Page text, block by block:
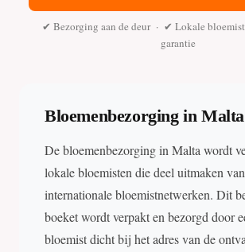
✔ Bezorging aan de deur · ✔ Lokale
garantie
Bloemenbezorging in Malta
De bloemenbezorging in Malta wordt
lokale bloemisten die deel uitmaken van
internationale bloemistnetwerken. Dit
boeket wordt verpakt en bezorgd door
bloemist dicht bij het adres van de